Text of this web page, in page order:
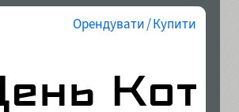
Орендувати / Купити